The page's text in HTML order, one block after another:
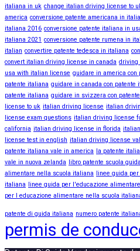
italiana in uk change italian driving license to
america conversione patente americana in
italiana 2016 conversione patente italiana in
italiana 2021 conversione patente rumena in
italian convertire patente tedesca in italiana
convert italian driving license in canada driving
usa with italian license guidare in america con
patente italiana guidare in canada con patente
patente italiana guidare in svizzera con
license to uk italian driving license italian
license exam questions italian driving license
california italian driving license in florida
license test in english italian driving license
patente italiana vale in america
la patente
vale in nuova zelanda
libro patente scuola
alimentare nella scuola italiana
linee guida
italiana
linee guida per l'educazione
per l educazione alimentare nella scuola
patente di guida italiana numero patente
permis de